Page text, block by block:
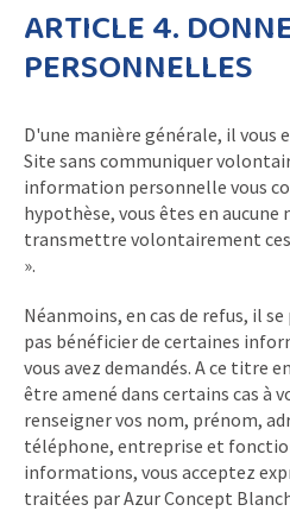
ARTICLE 4.
PERSONNELLES
D'une manière générale, il vous
Site sans communiquer
information personnelle vous
hypothèse, vous êtes en aucune
transmettre volontairement
».
Néanmoins, en cas de refus, il
pas bénéficier de certaines
vous avez demandés. A ce titre
être amené dans certains cas à
renseigner vos nom, prénom,
téléphone, entreprise et
informations, vous acceptez
traitées par Azur Concept